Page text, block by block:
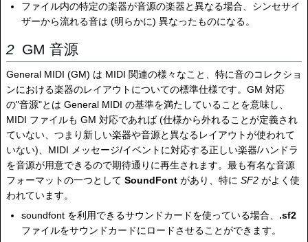
ファイル内の特定の楽器が音源の楽器と異なる場合、シンセサイ
ザーから流れる音は (明らかに) 異なったものになる。
GM 音源
General MIDI (GM) は MIDI 関連の様々なこと、特に音のコレクショ
ンにおける楽器のレイアウトについての標準仕様です。GM 対応
の"音源"とは General MIDI の基準を満たしていることを意味し、
MIDI ファイルも GM 対応であれば (仕様から外れることが定義され
ていない、つまり新しい楽器や音源と異なるレイアウトが使われて
いない)、MIDI メッセージ/イベントに対応する正しい楽器/ハンドラ
を音源が用意できるので期待通りに再生されます。最も有名な音源
フォーマットの一つとして SoundFont があり、特に SF2 がよく使
われています。
soundfont を利用できるサウンドカードを使っている場合、 .sf2
ファイルをサウンドカードにロードさせることができます。